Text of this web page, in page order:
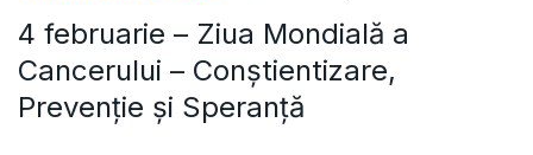
4 februarie – Ziua Mondială a
Cancerului – Conștientizare,
Prevenție și Speranță